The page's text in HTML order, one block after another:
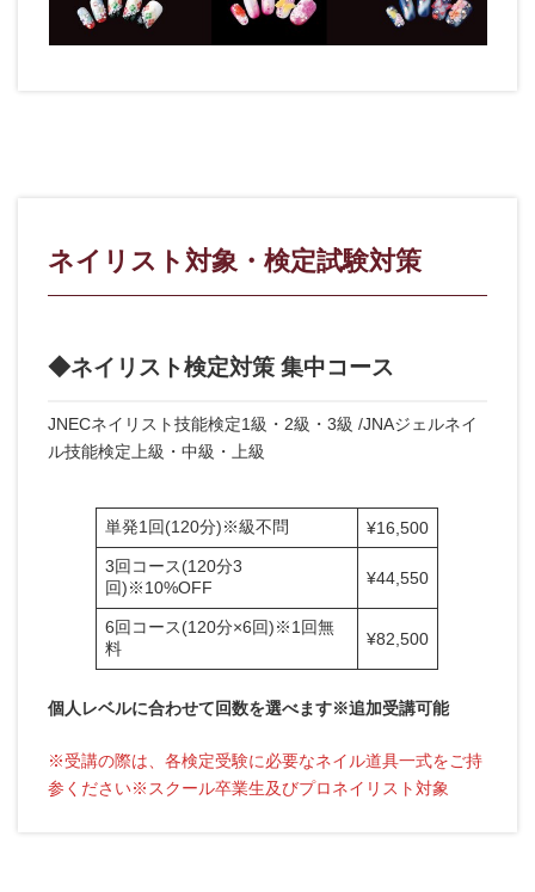
ネイリスト対象・検定試験対策
◆ネイリスト検定対策 集中コース
JNECネイリスト技能検定1級・2級・3級 /JNAジェルネイ
ル技能検定上級・中級・上級
単発1回(120分)※級不問
¥16,500
3回コース(120分3
回)※10%OFF
¥44,550
6回コース(120分×6回)※1回無
料
¥82,500
個人レベルに合わせて回数を選べます※追加受講可能
※受講の際は、各検定受験に必要なネイル道具一式をご持
参ください※スクール卒業生及びプロネイリスト対象